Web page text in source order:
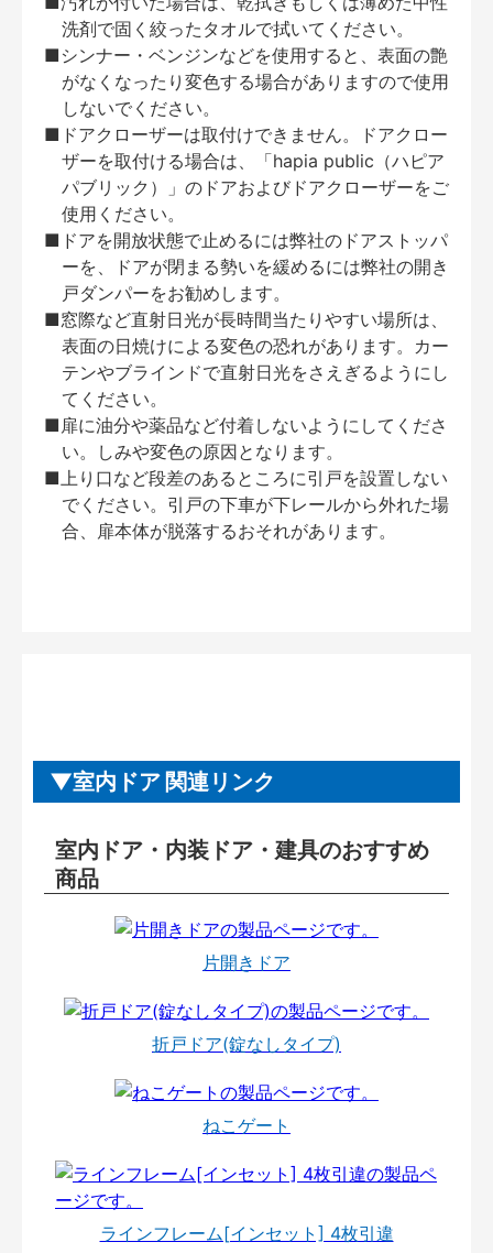
洗剤で固く絞ったタオルで拭いてください。
■シンナー・ベンジンなどを使用すると、表面の艶
がなくなったり変色する場合がありますので使用
しないでください。
■ドアクローザーは取付けできません。ドアクロー
ザーを取付ける場合は、「hapia public（ハピア
パブリック）」のドアおよびドアクローザーをご
使用ください。
■ドアを開放状態で止めるには弊社のドアストッパ
ーを、ドアが閉まる勢いを緩めるには弊社の開き
戸ダンパーをお勧めします。
■窓際など直射日光が長時間当たりやすい場所は、
表面の日焼けによる変色の恐れがあります。カー
テンやブラインドで直射日光をさえぎるようにし
てください。
■扉に油分や薬品など付着しないようにしてくださ
い。しみや変色の原因となります。
■上り口など段差のあるところに引戸を設置しない
でください。引戸の下車が下レールから外れた場
合、扉本体が脱落するおそれがあります。
室内ドア 関連リンク
室内ドア・内装ドア・建具のおすすめ
商品
片開きドア
折戸ドア(錠なしタイプ)
ねこゲート
ラインフレーム[インセット] 4枚引違